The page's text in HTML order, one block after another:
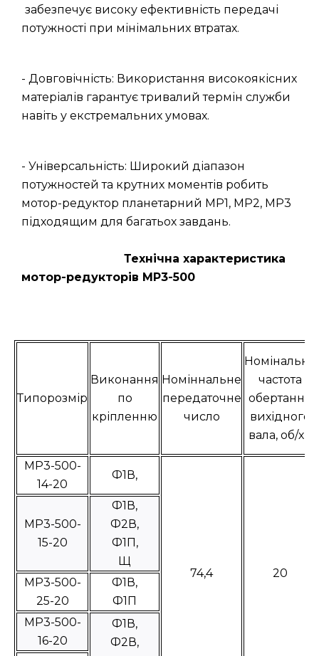
забезпечує високу ефективність передачі
потужності при мінімальних втратах.
- Довговічність: Використання високоякісних
матеріалів гарантує тривалий термін служби
навіть у екстремальних умовах.
- Універсальність: Широкий діапазон
потужностей та крутних моментів робить
мотор-редуктор планетарний МР1, МР2, МР3
підходящим для багатьох завдань.
Технічна характеристика
мотор-редукторів МР3-500
Типорозмір
Виконання
по
кріпленню
Номіннальне
передаточне
число
Номінальна
частота
обертання
вихідного
вала, об/хв
МР3-500-
14-20
Ф1В,
74,4 20
МР3-500-
15-20
Ф1В,
Ф2В,
Ф1П,
Щ
МР3-500-
25-20
Ф1В,
Ф1П
МР3-500-
16-20
Ф1В,
Ф2В,